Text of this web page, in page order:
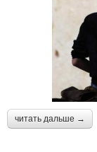
читать дальше →